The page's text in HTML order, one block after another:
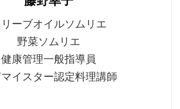
ーブオイルソムリエ
野菜ソムリエ
健康管理一般指導員
イスター認定料理講師